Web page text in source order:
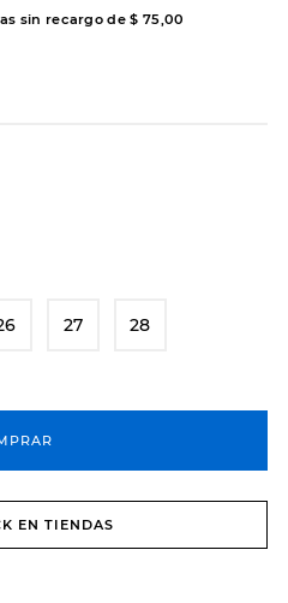
sin recargo de$ 75 00
27 28
EN TIENDAS
8.
hitec